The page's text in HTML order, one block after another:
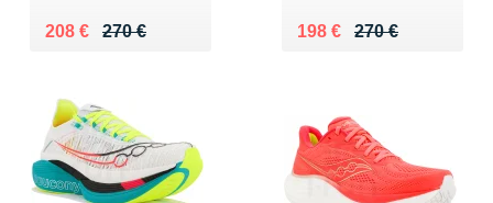
270 €
Au lieu de 270 €
208 €
Vendu 208 € 270 €
Au lieu de 270 €
198 €
Vendu 198 €